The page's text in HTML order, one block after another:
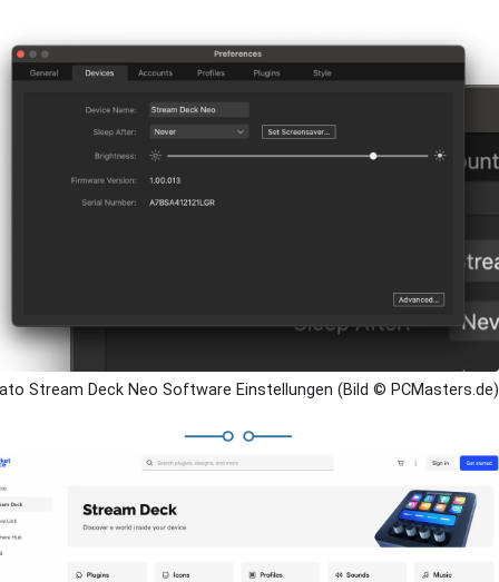
Stream Deck Neo Software Einstellungen (Bild © PCMasters.de)